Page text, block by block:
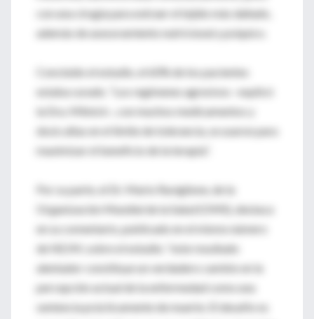
con una cirugía para extraer el tejido más dañado,
además de asesoramiento nutricional y psíquico.
Concluido el estudio, el 60% de los pacientes
estaba curado. “Los regímenes agresivos –explicó
la Dra. Mitnick–, con muchos medicamentos y
dosis altas en el límite de tolerancia, se usaron para
maximizar el beneficio de la terapia”.
Por su parte, el Dr. Mario Raviglione, de la
Organización Mundial de la Salud (OMS), destaca
en su comentario, publicado en el mismo número
de NEJM, sobre el estudio: “este resultado
alentador constituye un verdadero cambio en la
percepción actual de la enfermedad como una
sentencia prácticamente de muerte. El desafío es